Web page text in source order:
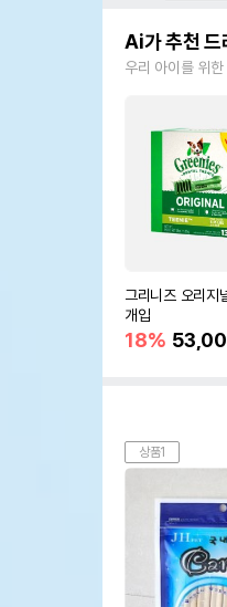
Ai가 추천 드
우리 아이를 위
그리니즈 오리지
개입
18%
상품1